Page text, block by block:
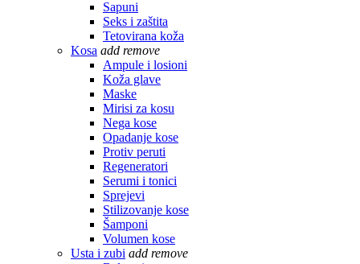
Sapuni
Seks i zaštita
Tetovirana koža
Kosa add remove
Ampule i losioni
Koža glave
Maske
Mirisi za kosu
Nega kose
Opadanje kose
Protiv peruti
Regeneratori
Serumi i tonici
Sprejevi
Stilizovanje kose
Šamponi
Volumen kose
Usta i zubi add remove